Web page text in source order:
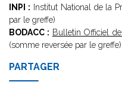
INPI : Institut National de la
par le greffe)
BODACC : Bulletin Officiel
(somme reversée par le greffe)
PARTAGER